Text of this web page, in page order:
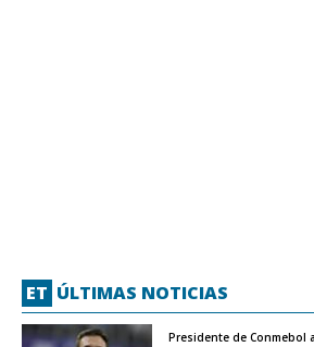
ET ÚLTIMAS NOTICIAS
Presidente de Conmebol